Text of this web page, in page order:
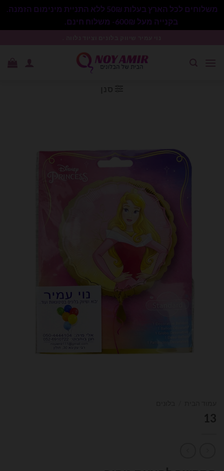
משלוחים לכל הארץ בעלות 50₪ ללא התניית מינימום הזמנה.
בקנייה מעל 600₪- משלוח חינם.
13